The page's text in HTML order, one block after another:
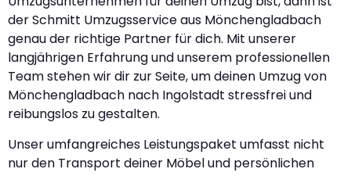
der Schmitt Umzugsservice aus Mönchengladbach
genau der richtige Partner für dich. Mit unserer
langjährigen Erfahrung und unserem professionellen
Team stehen wir dir zur Seite, um deinen Umzug von
Mönchengladbach nach Ingolstadt stressfrei und
reibungslos zu gestalten.
Unser umfangreiches Leistungspaket umfasst nicht
nur den Transport deiner Möbel und persönlichen